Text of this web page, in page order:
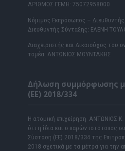
ΑΡΙΘΜΟΣ ΓΕΜΗ: 75072958000
Νόμιμος Εκπρόσωπος –
Διευθυντής Σύνταξης: ΕΛΕΝΗ
Διαχειριστής και Δικαιούχος του
τομέα: ΑΝΤΩΝΙΟΣ ΜΟΥΝΤΑΚΗΣ
Δήλωση συμμόρφωσης
(ΕΕ) 2018/334
Η ατομική επιχείρηση ΑΝΤΩΝΙΟΣ
ότι η ίδια και ο παρών ιστότοπος
Σύσταση (ΕΕ) 2018/334 της
2018 σχετικά με τα μέτρα για την